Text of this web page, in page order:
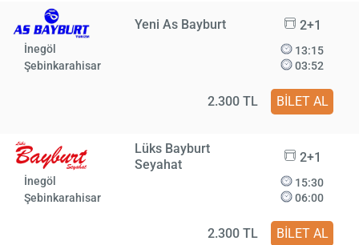
Yeni As Bayburt 2+1
İnegöl
Şebinkarahisar
13:15
03:52
2.300 TL BİLET AL
Lüks Bayburt
Seyahat
2+1
İnegöl
Şebinkarahisar
15:30
06:00
2.300 TL BİLET AL